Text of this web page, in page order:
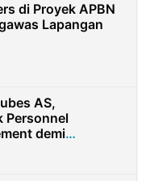
di Proyek APBN
Lapangan
AS,
Personnel
demi